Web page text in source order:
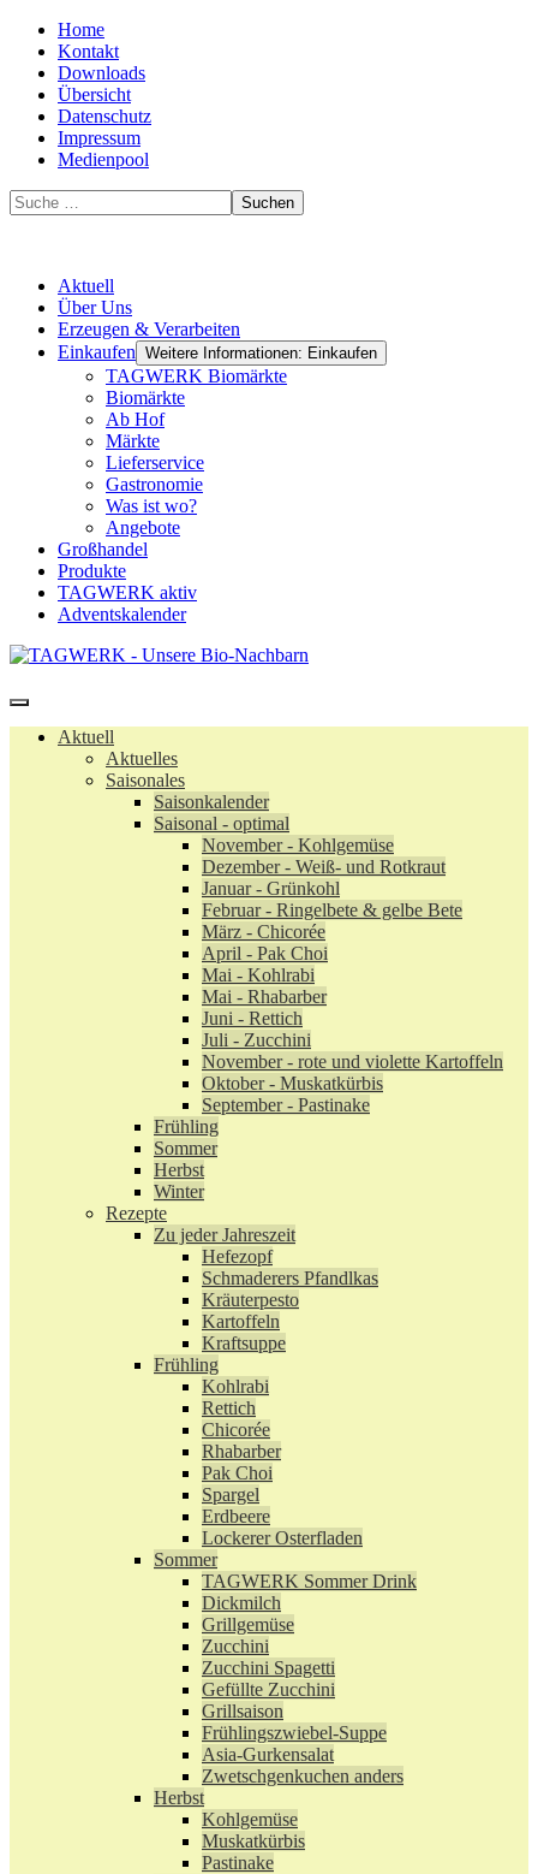
Home
Kontakt
Downloads
Übersicht
Datenschutz
Impressum
Medienpool
Suchen
Aktuell
Über Uns
Erzeugen & Verarbeiten
Einkaufen Weitere Informationen: Einkaufen
TAGWERK Biomärkte
Biomärkte
Ab Hof
Märkte
Lieferservice
Gastronomie
Was ist wo?
Angebote
Großhandel
Produkte
TAGWERK aktiv
Adventskalender
Aktuell
Aktuelles
Saisonales
Saisonkalender
Saisonal - optimal
November - Kohlgemüse
Dezember - Weiß- und Rotkraut
Januar - Grünkohl
Februar - Ringelbete & gelbe Bete
März - Chicorée
April - Pak Choi
Mai - Kohlrabi
Mai - Rhabarber
Juni - Rettich
Juli - Zucchini
November - rote und violette Kartoffeln
Oktober - Muskatkürbis
September - Pastinake
Frühling
Sommer
Herbst
Winter
Rezepte
Zu jeder Jahreszeit
Hefezopf
Schmaderers Pfandlkas
Kräuterpesto
Kartoffeln
Kraftsuppe
Frühling
Kohlrabi
Rettich
Chicorée
Rhabarber
Pak Choi
Spargel
Erdbeere
Lockerer Osterfladen
Sommer
TAGWERK Sommer Drink
Dickmilch
Grillgemüse
Zucchini
Zucchini Spagetti
Gefüllte Zucchini
Grillsaison
Frühlingszwiebel-Suppe
Asia-Gurkensalat
Zwetschgenkuchen anders
Herbst
Kohlgemüse
Muskatkürbis
Pastinake